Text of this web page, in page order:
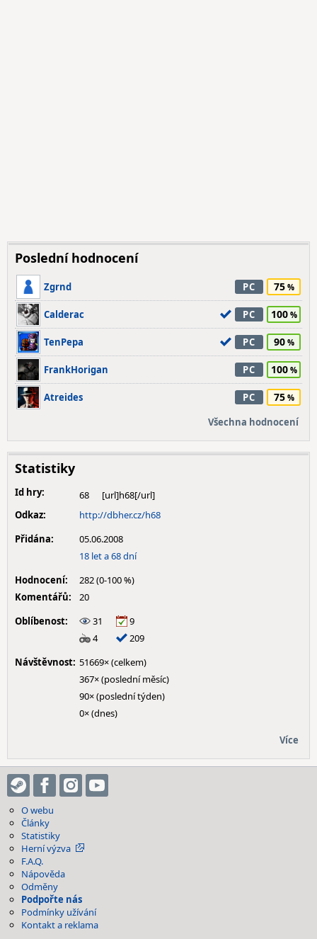
Poslední hodnocení
Zgrnd PC 75
Calderac PC 100
TenPepa PC 90
FrankHorigan PC 100
Atreides PC 75
Všechna hodnocení
Statistiky
Id hry:
68
Odkaz:
http://dbher.cz/h68
Přidána:
05.06.2008
18 let a 68 dní
Hodnocení:
282 (0-100 %)
Komentářů:
20
Oblíbenost:
31
9
4
209
Návštěvnost: 51669× (celkem)
367× (poslední měsíc)
90× (poslední týden)
0× (dnes)
Více
O webu
Články
Statistiky
Herní výzva
F.A.Q.
Nápověda
Odměny
Podpořte nás
Podmínky užívání
Kontakt a reklama